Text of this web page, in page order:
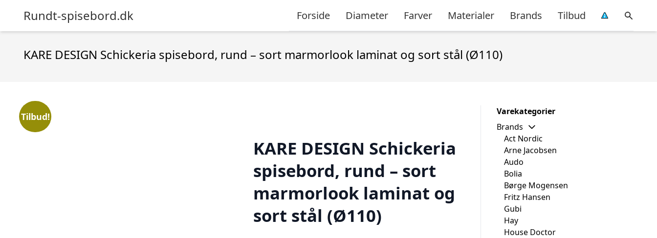
Rundt-spisebord.dk Forside Diameter Farver Materialer Brands Tilbud
KARE DESIGN Schickeria spisebord, rund – sort marmorlook laminat og sort stål (Ø110)
Tilbud!
KARE DESIGN Schickeria
spisebord, rund – sort
marmorlook laminat og
sort stål (Ø110)
Varekategorier
Brands
Act Nordic
Arne Jacobsen
Audo
Bolia
Børge Mogensen
Fritz Hansen
Gubi
Hay
House Doctor